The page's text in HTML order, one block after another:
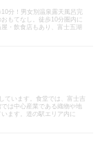
分！男女別温泉露天風呂完
もてなし。徒歩10分圏内に
・飲食店もあり、富士五湖
ています。食堂では、富士吉
は中心産業である織物や地
ます。道の駅エリア内に